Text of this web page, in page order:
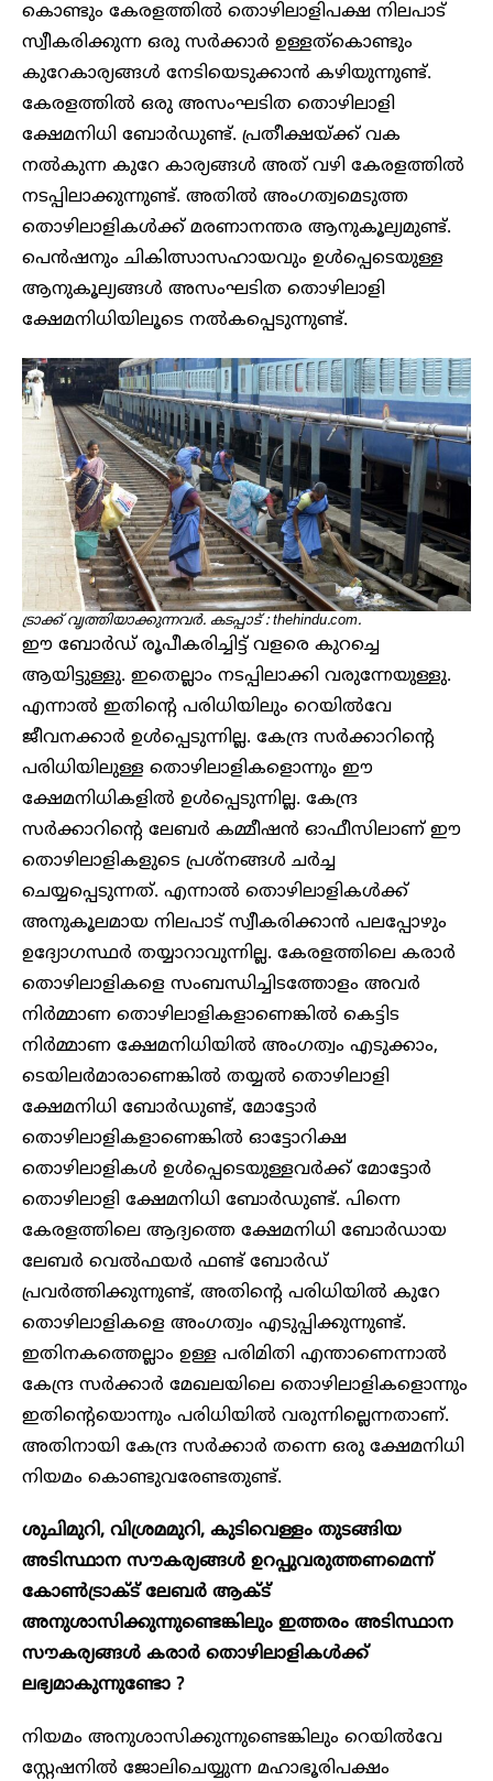
കൊണ്ടും കേരളത്തിൽ തൊഴിലാളിപക്ഷ നിലപാട്
സ്വീകരിക്കുന്ന ഒരു സർക്കാർ ഉള്ളത്കൊണ്ടും
കുറേകാര്യങ്ങൾ നേടിയെടുക്കാൻ കഴിയുന്നുണ്ട്.
കേരളത്തിൽ ഒരു അസംഘടിത തൊഴിലാളി
ക്ഷേമനിധി ബോർഡുണ്ട്. പ്രതീക്ഷയ്ക്ക് വക
നൽകുന്ന കുറേ കാര്യങ്ങൾ അത് വഴി കേരളത്തിൽ
നടപ്പിലാക്കുന്നുണ്ട്. അതിൽ അംഗത്വമെടുത്ത
തൊഴിലാളികൾക്ക് മരണാനന്തര ആനുകൂല്യമുണ്ട്.
പെൻഷനും ചികിത്സാസഹായവും ഉൾപ്പെടെയുള്ള
ആനുകൂല്യങ്ങൾ അസംഘടിത തൊഴിലാളി
ക്ഷേമനിധിയിലൂടെ നൽകപ്പെടുന്നുണ്ട്.
ട്രാക്ക് വൃത്തിയാക്കുന്നവർ. കടപ്പാട് : thehindu.com.
ഈ ബോർഡ് രൂപീകരിച്ചിട്ട് വളരെ കുറച്ചെ
ആയിട്ടുള്ളു. ഇതെല്ലാം നടപ്പിലാക്കി വരുന്നേയുള്ളു.
എന്നാൽ ഇതിന്റെ പരിധിയിലും റെയിൽവേ
ജീവനക്കാർ ഉൾപ്പെടുന്നില്ല. കേന്ദ്ര സർക്കാറിന്റെ
പരിധിയിലുള്ള തൊഴിലാളികളൊന്നും ഈ
ക്ഷേമനിധികളിൽ ഉൾപ്പെടുന്നില്ല. കേന്ദ്ര
സർക്കാറിന്റെ ലേബർ കമ്മീഷൻ ഓഫീസിലാണ് ഈ
തൊഴിലാളികളുടെ പ്രശ്നങ്ങൾ ചർച്ച
ചെയ്യപ്പെടുന്നത്. എന്നാൽ തൊഴിലാളികൾക്ക്
അനുകൂലമായ നിലപാട് സ്വീകരിക്കാൻ പലപ്പോഴും
ഉദ്യോഗസ്ഥർ തയ്യാറാവുന്നില്ല. കേരളത്തിലെ കരാർ
തൊഴിലാളികളെ സംബന്ധിച്ചിടത്തോളം അവർ
നിർമ്മാണ തൊഴിലാളികളാണെങ്കിൽ കെട്ടിട
നിർമ്മാണ ക്ഷേമനിധിയിൽ അംഗത്വം എടുക്കാം,
ടെയിലർമാരാണെങ്കിൽ തയ്യൽ തൊഴിലാളി
ക്ഷേമനിധി ബോർഡുണ്ട്, മോട്ടോർ
തൊഴിലാളികളാണെങ്കിൽ ഓട്ടോറിക്ഷ
തൊഴിലാളികൾ ഉൾപ്പെടെയുള്ളവർക്ക് മോട്ടോർ
തൊഴിലാളി ക്ഷേമനിധി ബോർഡുണ്ട്. പിന്നെ
കേരളത്തിലെ ആദ്യത്തെ ക്ഷേമനിധി ബോർഡായ
ലേബർ വെൽഫയർ ഫണ്ട് ബോർഡ്
പ്രവ‍ർത്തിക്കുന്നുണ്ട്, അതിന്റെ പരിധിയിൽ കുറേ
തൊഴിലാളികളെ അംഗത്വം എടുപ്പിക്കുന്നുണ്ട്.
ഇതിനകത്തെല്ലാം ഉള്ള പരിമിതി എന്താണെന്നാൽ
കേന്ദ്ര സർക്കാർ മേഖലയിലെ തൊഴിലാളികളൊന്നും
ഇതിന്റെയൊന്നും പരിധിയിൽ വരുന്നില്ലെന്നതാണ്.
അതിനായി കേന്ദ്ര സർക്കാർ തന്നെ ഒരു ക്ഷേമനിധി
നിയമം കൊണ്ടുവരേണ്ടതുണ്ട്.
ശുചിമുറി, വിശ്രമമുറി, കുടിവെള്ളം തുടങ്ങിയ
അടിസ്ഥാന സൗകര്യങ്ങൾ ഉറപ്പുവരുത്തണമെന്ന്
കോൺട്രാക്ട് ലേബർ ആക്ട്
അനുശാസിക്കുന്നുണ്ടെങ്കിലും ഇത്തരം അടിസ്ഥാന
സൗകര്യങ്ങൾ കരാർ തൊഴിലാളികൾക്ക്
ലഭ്യമാകുന്നുണ്ടോ ?
നിയമം അനുശാസിക്കുന്നുണ്ടെങ്കിലും റെയിൽവേ
സ്റ്റേഷനിൽ ജോലിചെയ്യുന്ന മഹാഭൂരിപക്ഷം